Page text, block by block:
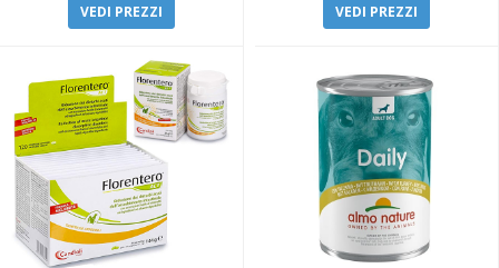
VEDI PREZZI VEDI PREZZI